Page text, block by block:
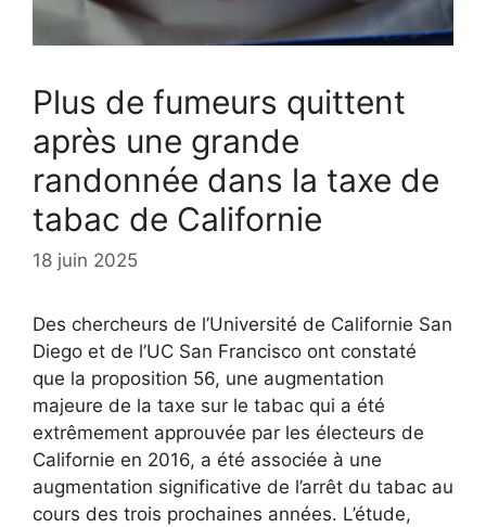
Plus de fumeurs quittent
après une grande
randonnée dans la taxe de
tabac de Californie
18 juin 2025
Des chercheurs de l’Université de Californie San
Diego et de l’UC San Francisco ont constaté
que la proposition 56, une augmentation
majeure de la taxe sur le tabac qui a été
extrêmement approuvée par les électeurs de
Californie en 2016, a été associée à une
augmentation significative de l’arrêt du tabac au
cours des trois prochaines années. L’étude,